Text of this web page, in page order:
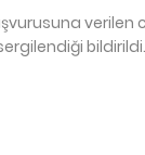
bildirildi.